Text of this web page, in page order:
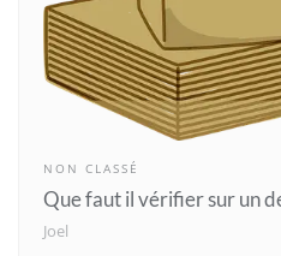
NON CLASSÉ
Que faut il vérifier sur un
Joel